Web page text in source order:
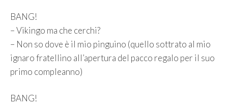
BANG!
– Vikingo ma che cerchi?
– Non so dove è il mio pinguino (quello sottrato al mio
ignaro fratellino all’apertura del pacco regalo per il suo
primo compleanno)
BANG!